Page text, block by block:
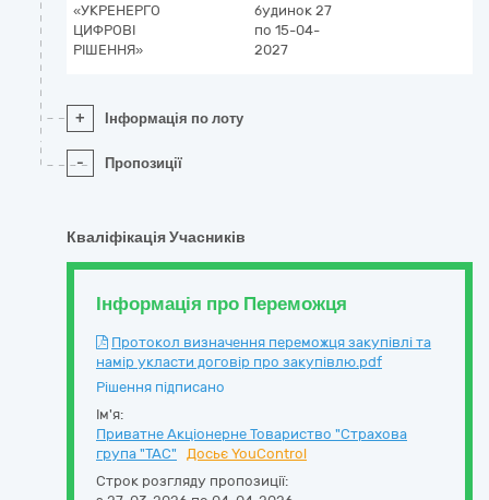
«УКРЕНЕРГО
ЦИФРОВІ
РІШЕННЯ»
будинок 27
по 15-04-
2027
+ Інформація по лоту
- Пропозиції
Кваліфікація Учасників
Інформація про Переможця
Протокол визначення переможця закупівлі та
намір укласти договір про закупівлю.pdf
Рішення підписано
Ім'я:
Приватне Акціонерне Товариство "Страхова
група "ТАС"
Досьє YouControl
Строк розгляду пропозиції: